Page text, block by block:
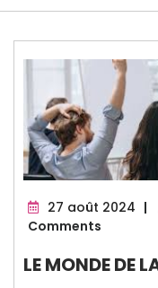
27 août 2024 27
|
Comments
LE MONDE DE